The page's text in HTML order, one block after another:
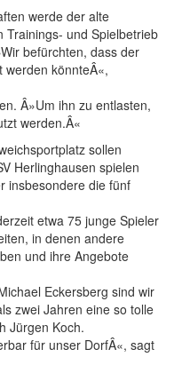
werde der alte
Trainings- und Spielbetrieb
befürchten, dass der
werden könnteÂ«,
Â»Um ihn zu entlasten,
werden.Â«
sollen
Herlinghausen spielen
insbesondere die fünf
etwa 75 junge Spieler
in denen andere
und ihre Angebote
Eckersberg sind wir
zwei Jahren eine so tolle
Jürgen Koch.
für unser DorfÂ«, sagt